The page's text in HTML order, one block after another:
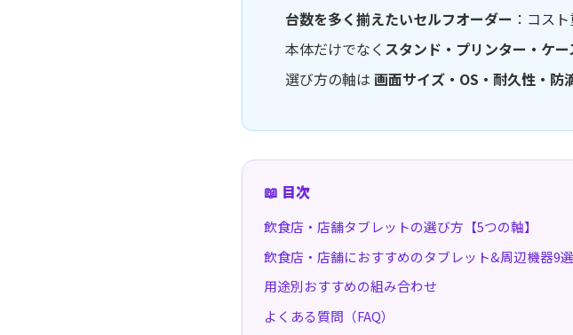
台数を多く揃えたいセルフオーダー ：コス
本体だけでなく スタンド・プリンター・ケ
選び方の軸は 画面サイズ・OS・耐久性・防
📖 目次
飲食店・店舗タブレットの選び方【5つの軸】
飲食店・店舗におすすめのタブレット&周辺機器9選
用途別おすすめの組み合わせ
よくある質問（FAQ）